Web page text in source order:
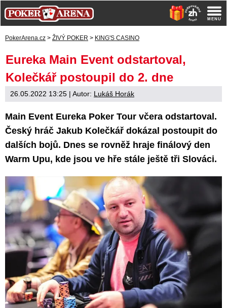
PokerArena.cz > ŽIVÝ POKER > KING'S CASINO
Eureka Main Event odstartoval,
Kolečkář postoupil do 2. dne
26.05.2022 13:25 | Autor: Lukáš Horák
Main Event Eureka Poker Tour včera odstartoval.
Český hráč Jakub Kolečkář dokázal postoupit do
dalších bojů. Dnes se rovněž hraje finálový den
Warm Upu, kde jsou ve hře stále ještě tři Slováci.